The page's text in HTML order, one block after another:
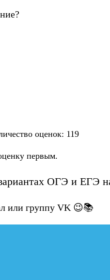
оценок: 119
первым.
ОГЭ и ЕГЭ
или группу VK 😉📚